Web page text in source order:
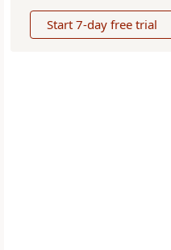
Start 7-day free trial